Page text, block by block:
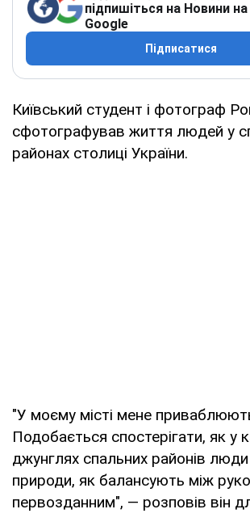
підпишіться на Новини на
Google
Підписатися
Київський студент і фотограф
сфотографував життя людей у
районах столиці України.
"У моєму місті мене
Подобається спостерігати, як у
джунглях спальних районів
природи, як балансують між
первозданним", — розповів він